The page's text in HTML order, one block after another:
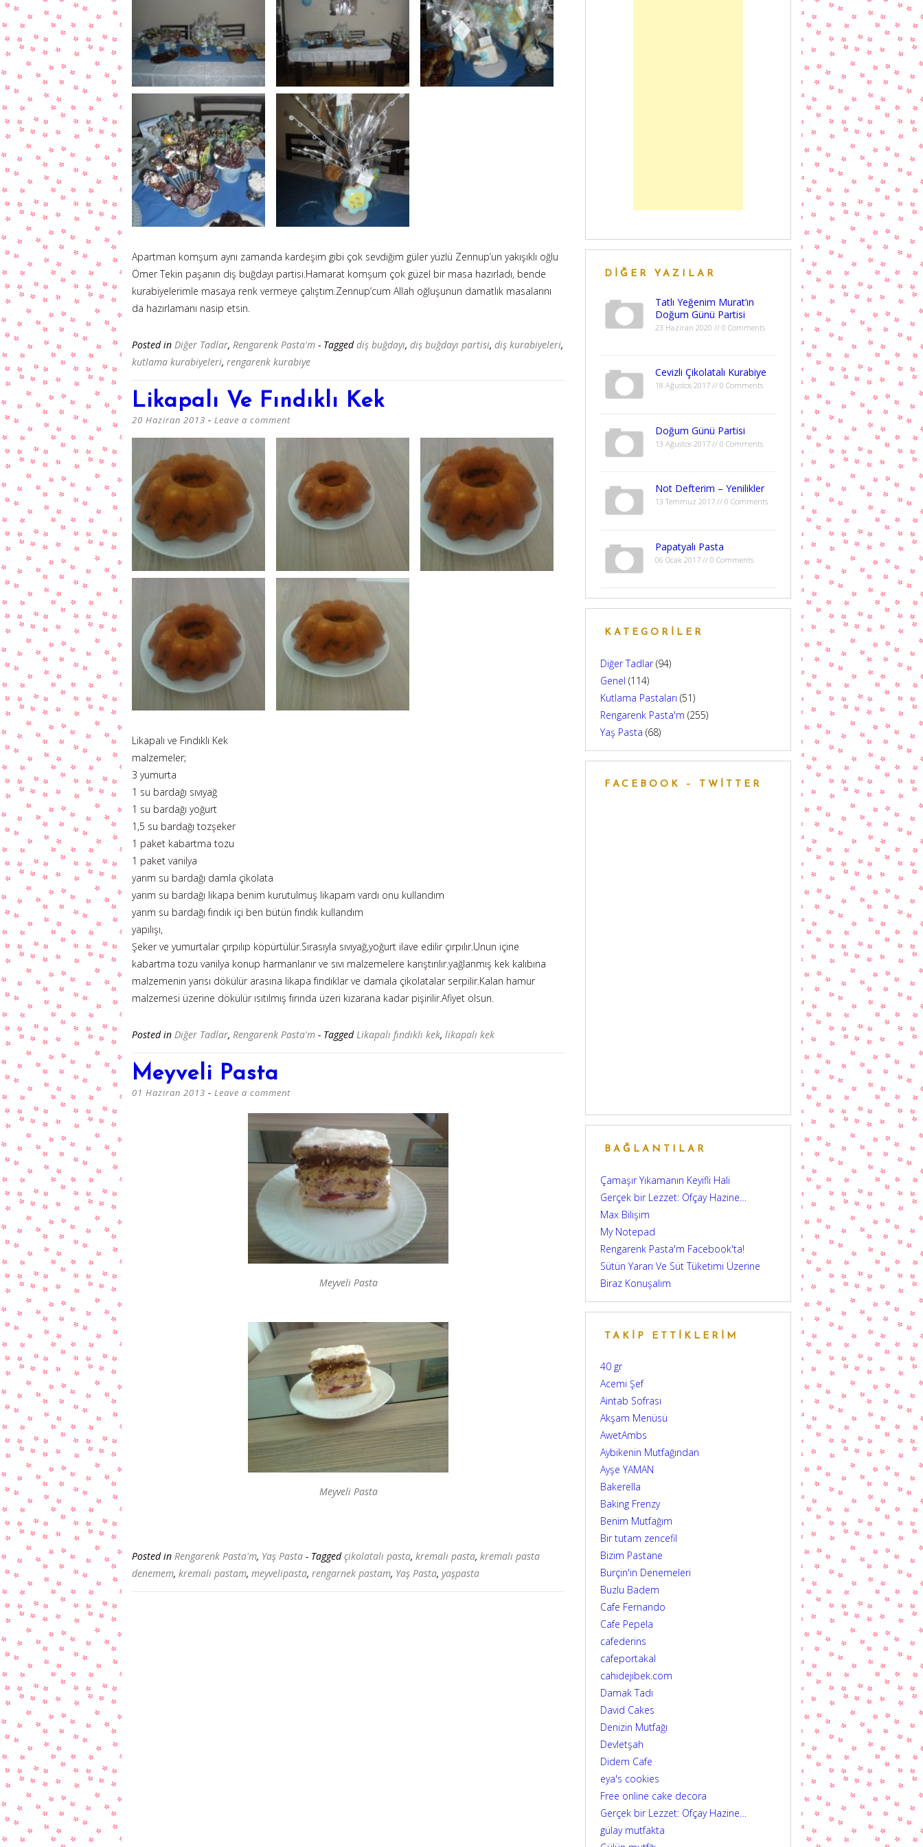
Apartman komşum aynı zamanda kardeşim gibi çok sevdiğim güler yüzlü Zennup’un yakışıklı oğlu
Ömer Tekin paşanın diş buğdayı partisi.Hamarat komşum çok güzel bir masa hazırladı, bende
kurabiyelerimle masaya renk vermeye çalıştım.Zennup’cum Allah oğluşunun damatlık masalarını
da hazırlamanı nasip etsin.
Posted in Diğer Tadlar, Rengarenk Pasta'm - Taggeddiş buğdayı, diş buğdayı partisi, diş kurabiyeleri,
kutlama kurabiyeleri, rengarenk kurabiye
Likapalı Ve Fındıklı Kek
20 Haziran 2013 Leave a comment
Likapalı ve Fındıklı Kek
malzemeler;
3 yumurta
1 su bardağı sıvıyağ
1 su bardağı yoğurt
1,5 su bardağı tozşeker
1 paket kabartma tozu
1 paket vanilya
yarım su bardağı damla çikolata
yarım su bardağı likapa benim kurutulmuş likapam vardı onu kullandım
yarım su bardağı fındık içi ben bütün fındık kullandım
yapılışı,
Şeker ve yumurtalar çırpılıp köpürtülür.Sırasıyla sıvıyağ,yoğurt ilave edilir çırpılır.Unun içine
kabartma tozu vanilya konup harmanlanır ve sıvı malzemelere karıştırılır.yağlanmış kek kalıbına
malzemenin yarısı dökülür arasına likapa fındıklar ve damala çikolatalar serpilir.Kalan hamur
malzemesi üzerine dökülür ısıtılmış fırında üzeri kızarana kadar pişirilir.Afiyet olsun.
Posted in Diğer Tadlar, Rengarenk Pasta'm - TaggedLikapalı fındıklı kek, likapalı kek
Meyveli Pasta
01 Haziran 2013 Leave a comment
Meyveli Pasta
Meyveli Pasta
Posted in Rengarenk Pasta'm, Yaş Pasta - Taggedçikolatalı pasta, kremalı pasta, kremalı pasta
denemem, kremalı pastam, meyvelipasta, rengarnek pastam, Yaş Pasta, yaşpasta
DIĞER YAZILAR
Tatlı Yeğenim Murat’ın
Doğum Günü Partisi
23 Haziran 2020 // 0 Comments
Cevizli Çikolatalı Kurabiye
18 Ağustos 2017 // 0 Comments
Doğum Günü Partisi
13 Ağustos 2017 // 0 Comments
Not Defterim – Yenilikler
13 Temmuz 2017 // 0 Comments
Papatyalı Pasta
06 Ocak 2017 // 0 Comments
KATEGORILER
Diğer Tadlar(94)
Genel (114)
Kutlama Pastaları (51)
Rengarenk Pasta'm (255)
Yaş Pasta (68)
FACEBOOK – TWITTER
BAĞLANTILAR
Çamaşır Yıkamanın Keyifli Hali
Gerçek bir Lezzet: Ofçay Hazine…
Max Bilişim
My Notepad
Rengarenk Pasta'm Facebook'ta!
Sütün Yararı Ve Süt Tüketimi Üzerine
Biraz Konuşalım
TAKIP ETTIKLERIM
40 gr
Acemi Şef
Aintab Sofrası
Akşam Menüsü
AwetAmbs
Aybikenin Mutfağından
Ayşe YAMAN
Bakerella
Baking Frenzy
Benim Mutfağım
Bir tutam zencefil
Bizim Pastane
Burçin'in Denemeleri
Buzlu Badem
Cafe Fernando
Cafe Pepela
cafederins
cafeportakal
cahidejibek.com
Damak Tadı
David Cakes
Denizin Mutfağı
Devletşah
Didem Cafe
eya's cookies
Free online cake decora
Gerçek bir Lezzet: Ofçay Hazine…
gülay mutfakta